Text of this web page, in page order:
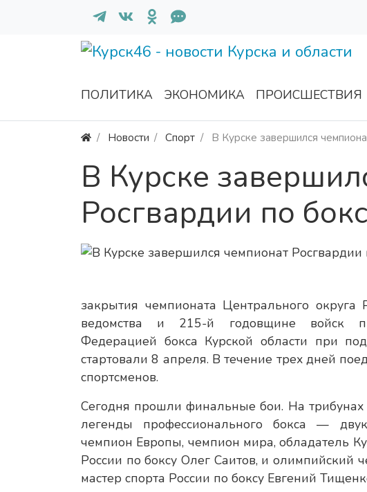
ПОЛИТИКА ЭКОНОМИКА ПРОИСШЕСТВИЯ
Новости Спорт В Курске завершился
В Курске
Росгвардии по
закрытия чемпионата Центрального
ведомства и 215-й годовщине войск
Федерацией бокса Курской области при
стартовали 8 апреля. В течение трех дней
спортсменов.
Сегодня прошли финальные бои. На
легенды профессионального бокса —
чемпион Европы, чемпион мира, обладатель
России по боксу Олег Саитов, и
мастер спорта России по боксу Евгений